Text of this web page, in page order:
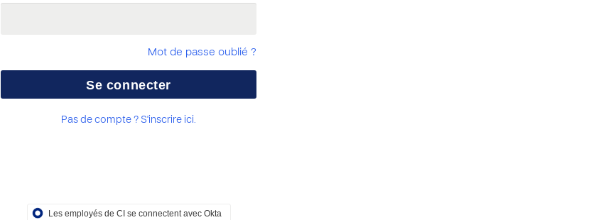
Mot de passe oublié ?
Pas de compte ? S'inscrire ici.
Les employés de CI se connectent avec Okta